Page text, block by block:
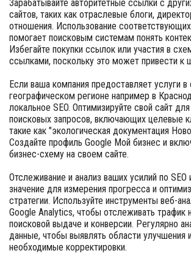
Зарабатывайте авторитетные ссылки с
сайтов, таких как отраслевые блоги,
отношения. Использование
помогает поисковым системам понять
Избегайте покупки ссылок или участия в
ссылками, поскольку это может привести к
Если ваша компания предоставляет услуги
географическом регионе например в
локальное SEO. Оптимизируйте свой сайт
поисковых запросов, включающих целевые
такие как "экологическая документация
Создайте профиль Google Мой бизнес и
бизнес-схему на своем сайте.
Отслеживание и анализ ваших усилий по
значение для измерения прогресса и
стратегии. Используйте инструменты веб-
Google Analytics, чтобы отслеживать трафик
поисковой выдаче и конверсии. Регулярно
данные, чтобы выявлять области улучшения
необходимые корректировки.